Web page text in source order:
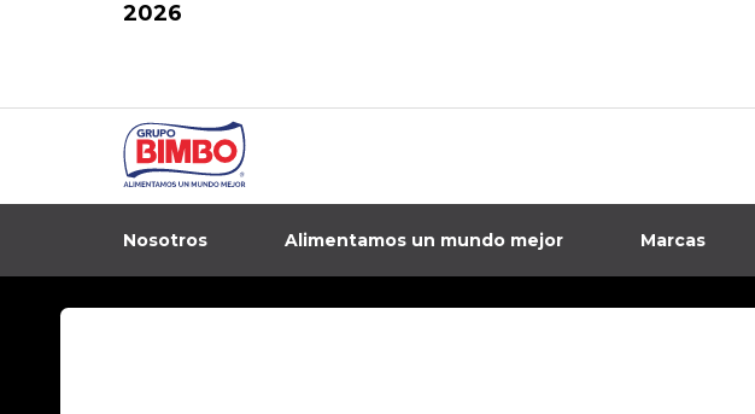
2026
Nosotros Alimentamos un mundo mejor Marcas